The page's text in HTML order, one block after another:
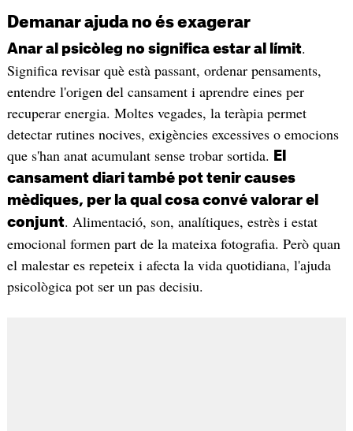
Demanar ajuda no és exagerar
Anar al psicòleg no significa estar al límit.
Significa revisar què està passant, ordenar pensaments,
entendre l'origen del cansament i aprendre eines per
recuperar energia. Moltes vegades, la teràpia permet
detectar rutines nocives, exigències excessives o emocions
que s'han anat acumulant sense trobar sortida.
El
cansament diari també pot tenir causes
mèdiques, per la qual cosa convé valorar el
conjunt. Alimentació, son, analítiques, estrès i estat
emocional formen part de la mateixa fotografia. Però quan
el malestar es repeteix i afecta la vida quotidiana, l'ajuda
psicològica pot ser un pas decisiu.